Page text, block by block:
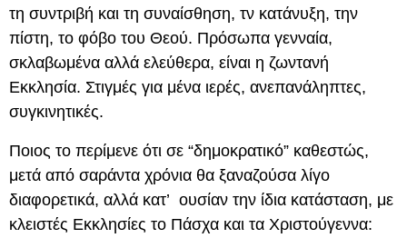
τη συντριβή και τη συναίσθηση, τν κατάνυξη, την
πίστη, το φόβο του Θεού. Πρόσωπα γενναία,
σκλαβωμένα αλλά ελεύθερα, είναι η ζωντανή
Εκκλησία. Στιγμές για μένα ιερές, ανεπανάληπτες,
συγκινητικές.
Ποιος το περίμενε ότι σε “δημοκρατικό” καθεστώς,
μετά από σαράντα χρόνια θα ξαναζούσα λίγο
διαφορετικά, αλλά κατ’ ουσίαν την ίδια κατάσταση, με
κλειστές Εκκλησίες το Πάσχα και τα Χριστούγεννα: